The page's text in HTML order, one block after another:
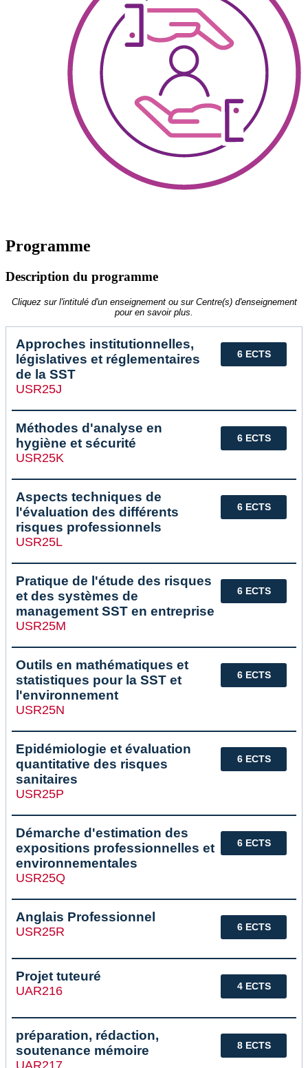
Programme
Description du programme
Cliquez sur l'intitulé d'un enseignement ou sur Centre(s) d'enseignement
pour en savoir plus.
6 ECTS
Approches institutionnelles,
législatives et réglementaires
de la SST
USR25J
6 ECTS
Méthodes d'analyse en
hygiène et sécurité
USR25K
6 ECTS
Aspects techniques de
l'évaluation des différents
risques professionnels
USR25L
6 ECTS
Pratique de l'étude des risques
et des systèmes de
management SST en entreprise
USR25M
6 ECTS
Outils en mathématiques et
statistiques pour la SST et
l'environnement
USR25N
6 ECTS
Epidémiologie et évaluation
quantitative des risques
sanitaires
USR25P
6 ECTS
Démarche d'estimation des
expositions professionnelles et
environnementales
USR25Q
6 ECTS
Anglais Professionnel
USR25R
4 ECTS
Projet tuteuré
UAR216
8 ECTS
préparation, rédaction,
soutenance mémoire